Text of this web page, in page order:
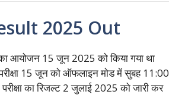
2025 Out
का आयोजन 15 जून 2025 को किया गया था
15 जून को ऑफलाइन मोड में सुबह 11:00
का रिजल्ट 2 जुलाई 2025 को जारी कर